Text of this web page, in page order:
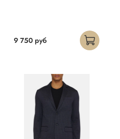
9 750 руб